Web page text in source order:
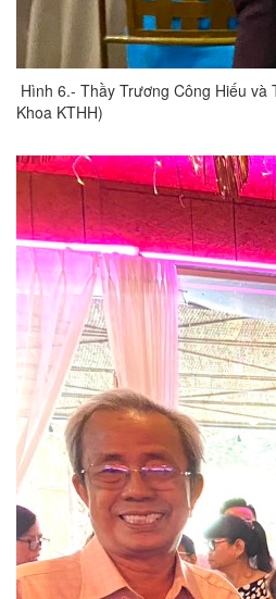
Hình 6.- Thầy Trương Công Hiếu và
Khoa KTHH)